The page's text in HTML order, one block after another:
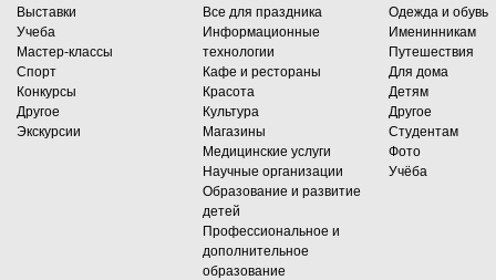
Выставки
Учеба
Мастер-классы
Спорт
Конкурсы
Другое
Экскурсии
Все для праздника
Информационные
технологии
Кафе и рестораны
Красота
Культура
Магазины
Медицинские услуги
Научные организации
Образование и развитие
детей
Профессиональное и
дополнительное
образование
Одежда и обувь
Именинникам
Путешествия
Для дома
Детям
Другое
Студентам
Фото
Учёба